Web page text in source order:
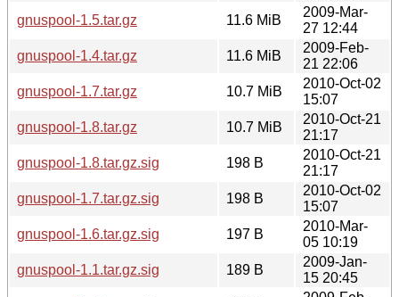
gnuspool-1.5.tar.gz
11.6 MiB
2009-Mar-
27 12:44
gnuspool-1.4.tar.gz
11.6 MiB
2009-Feb-
21 22:06
gnuspool-1.7.tar.gz
10.7 MiB
2010-Oct-02
15:07
gnuspool-1.8.tar.gz
10.7 MiB
2010-Oct-21
21:17
gnuspool-1.8.tar.gz.sig
198 B
2010-Oct-21
21:17
gnuspool-1.7.tar.gz.sig
198 B
2010-Oct-02
15:07
gnuspool-1.6.tar.gz.sig
197 B
2010-Mar-
05 10:19
gnuspool-1.1.tar.gz.sig
189 B
2009-Jan-
15 20:45